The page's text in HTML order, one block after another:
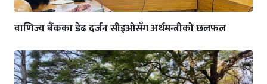
वाणिज्य बैंकका डेढ दर्जन सीइओसँग अर्थमन्त्रीको छलफल